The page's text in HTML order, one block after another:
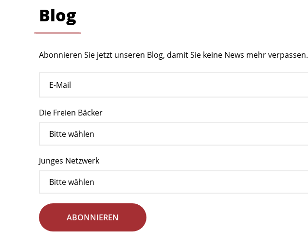
Blog
Abonnieren Sie jetzt unseren Blog, damit Sie keine News mehr verpassen.
Die Freien Bäcker
Junges Netzwerk
ABONNIEREN